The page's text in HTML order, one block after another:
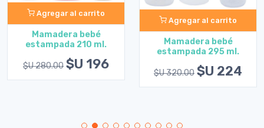
Agregar al carrito
Mamadera bebé
estampada 210 ml.
$U 280.00 $U 196
Agregar al carrito
Mamadera bebé
estampada 295 ml.
$U 320.00 $U 224